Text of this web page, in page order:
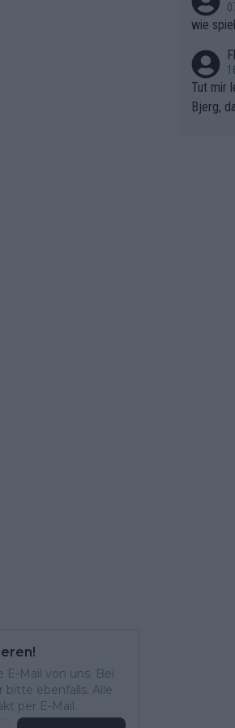
E-Mail von uns. Bei
bitte ebenfalls. Alle
per E-Mail.
wie
Tut mir
Bjerg,